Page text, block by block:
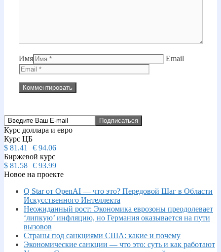
Имя Email
Курс доллара и евро
Курс ЦБ
$ 81.41 € 94.06
Биржевой курс
$ 81.58 € 93.99
Новое на проекте
Q Star от OpenAI — что это? Передовой Шаг в Области
Искусственного Интеллекта
Неожиданный рост: Экономика еврозоны преодолевает
‘липкую’ инфляцию, но Германия оказывается на пути
вызовов
Страны под санкциями США: какие и почему
Экономические санкции — что это: суть и как работают